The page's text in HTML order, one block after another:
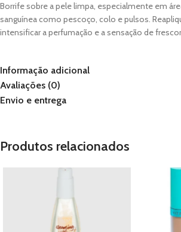
Borrife sobre a pele limpa, especialmente em
sanguínea como pescoço, colo e pulsos.
intensificar a perfumação e a sensação de
Informação adicional
Avaliações (0)
Envio e entrega
Produtos relacionados